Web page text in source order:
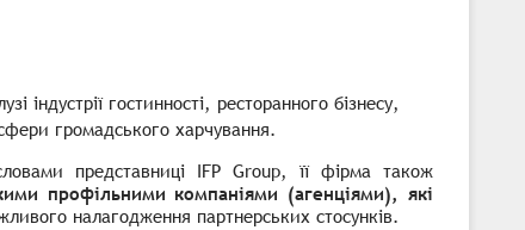
індустрії гостинності, ресторанного бізнесу,
громадського харчування.
представниці IFP Group,її фірма також
профільними компаніями (агенціями), які
налагодження партнерських стосунків.